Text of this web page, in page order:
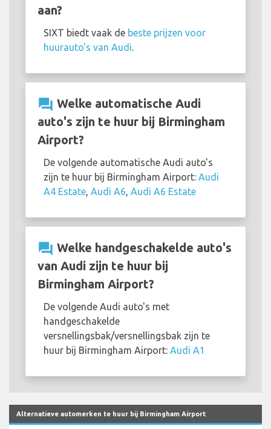
aan?
SIXT biedt vaak de beste prijzen voor
huurauto's van Audi.
question_answer Welke automatische Audi
auto's zijn te huur bij Birmingham
Airport?
De volgende automatische Audi auto's
zijn te huur bij Birmingham Airport: Audi
A4 Estate, Audi A6, Audi A6 Estate
question_answer Welke handgeschakelde auto's
van Audi zijn te huur bij
Birmingham Airport?
De volgende Audi auto's met
handgeschakelde
versnellingsbak/versnellingsbak zijn te
huur bij Birmingham Airport: Audi A1
Alternatieve automerken te huur bij Birmingham Airport